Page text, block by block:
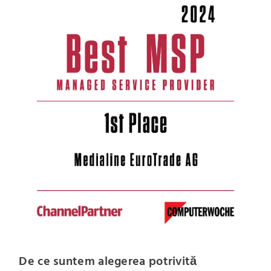
De ce suntem alegerea potrivită